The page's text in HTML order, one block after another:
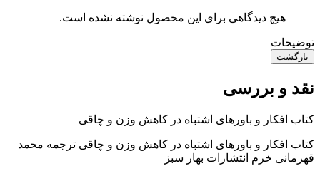
هیچ دیدگاهی برای این محصول نوشته نشده است.
توضیحات
بازگشت
نقد و بررسی
کتاب افکار و باورهای اشتباه در کاهش وزن و چاقی
کتاب افکار و باورهای اشتباه در کاهش وزن و چاقی ترجمه محمد
قهرمانی خرم انتشارات بهار سبز